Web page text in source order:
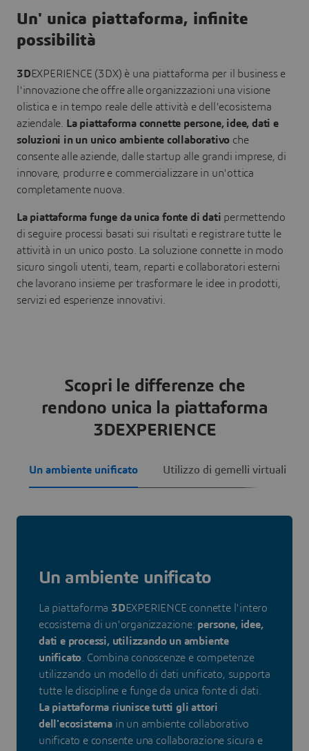
Un' unica piattaforma, infinite
possibilità
3DEXPERIENCE (3DX) è una piattaforma per il business e
l'innovazione che offre alle organizzazioni una visione
olistica e in tempo reale delle attività e dell'ecosistema
aziendale. La piattaforma connette persone, idee, dati e
soluzioni in un unico ambiente collaborativo che
consente alle aziende, dalle startup alle grandi imprese, di
innovare, produrre e commercializzare in un'ottica
completamente nuova.
La piattaforma funge da unica fonte di dati permettendo
di seguire processi basati sui risultati e registrare tutte le
attività in un unico posto. La soluzione connette in modo
sicuro singoli utenti, team, reparti e collaboratori esterni
che lavorano insieme per trasformare le idee in prodotti,
servizi ed esperienze innovativi.
Scopri le differenze che
rendono unica la piattaforma
3DEXPERIENCE
Un ambiente unificato Utilizzo di gemelli virtuali
Un ambiente unificato
La piattaforma 3DEXPERIENCE connette l'intero
ecosistema di un'organizzazione: persone, idee,
dati e processi, utilizzando un ambiente
unificato. Combina conoscenze e competenze
utilizzando un modello di dati unificato, supporta
tutte le discipline e funge da unica fonte di dati.
La piattaforma riunisce tutti gli attori
dell'ecosistema in un ambiente collaborativo
unificato e consente una collaborazione sicura e